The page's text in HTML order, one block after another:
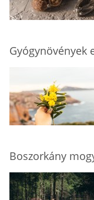
Gyógynövények
Boszorkány